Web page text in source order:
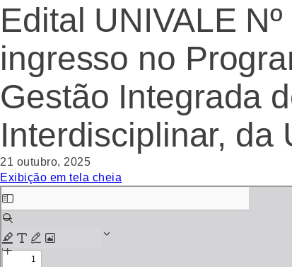
Edital UNIVALE
ingresso no
Gestão Integrada
Interdisciplinar, da
21 outubro, 2025
Exibição em tela cheia
Skip
to
PDF
content